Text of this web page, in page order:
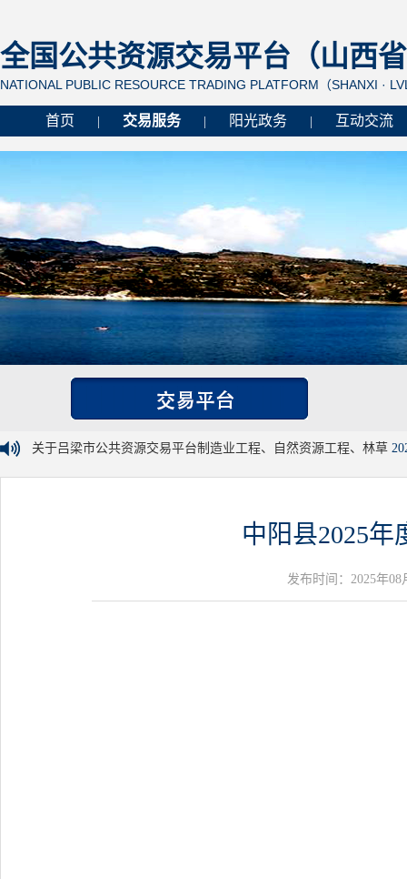
全国公共资源交易平台（山西
NATIONAL PUBLIC RESOURCE TRADING PLATFORM（SHANXI ·
首页 交易服务 阳光政务 互动交流
关于吕梁市公共资源交易平台制造业工程、自然资源工程、林草
中阳县2025
发布时间：2025年08